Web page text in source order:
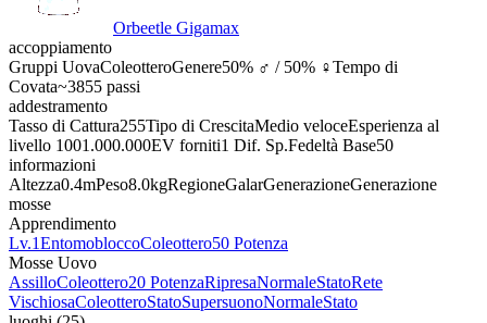
Orbeetle Gigamax
accoppiamento
Gruppi UovaColeotteroGenere50% ♂ / 50% ♀Tempo di
Covata~3855 passi
addestramento
Tasso di Cattura255Tipo di CrescitaMedio veloceEsperienza al
livello 1001.000.000EV forniti1 Dif. Sp.Fedeltà Base50
informazioni
Altezza0.4mPeso8.0kgRegioneGalarGenerazioneGenerazione
mosse
Apprendimento
Lv.1EntomobloccoColeottero50 Potenza
Mosse Uovo
AssilloColeottero20 PotenzaRipresaNormaleStatoRete
VischiosaColeotteroStatoSupersuonoNormaleStato